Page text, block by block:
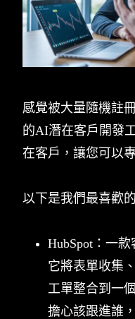
感覺被大量隨機註
的AI潛在客戶開發
在客戶，讓您可以
以下是我們最喜歡
HubSpot：一
它將表單收集
工單整合到一
擔心該跟進誰